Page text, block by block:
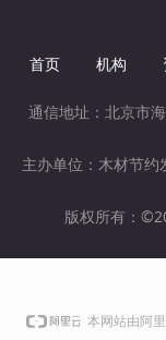
首页 机构
通信地址：北京市
主办单位：木材节
版权所有：
本网站由阿